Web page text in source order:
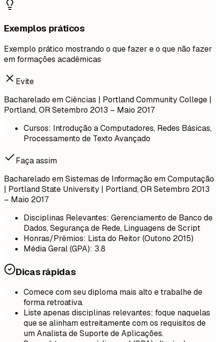
Exemplos práticos
Exemplo prático mostrando o que fazer e o que não fazer
em formações acadêmicas
Evite
Bacharelado em Ciências | Portland Community College |
Portland, ORSetembro 2013 – Maio 2017
Cursos: Introdução a Computadores, Redes Básicas,
Processamento de Texto Avançado
Faça assim
Bacharelado em Sistemas de Informação em Computação
| Portland State University | Portland, ORSetembro 2013
– Maio 2017
Disciplinas Relevantes: Gerenciamento de Banco de
Dados, Segurança de Rede, Linguagens de Script
Honras/Prêmios: Lista do Reitor (Outono 2015)
Média Geral (GPA): 3.8
Dicas rápidas
Comece com seu diploma mais alto e trabalhe de
forma retroativa.
Liste apenas disciplinas relevantes; foque naquelas
que se alinham estreitamente com os requisitos de
um Analista de Suporte de Aplicações.